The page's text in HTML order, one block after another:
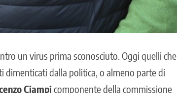
un virus prima sconosciuto. Oggi quelli che
dimenticati dalla politica, o almeno parte di
Ciampicomponente della commissione